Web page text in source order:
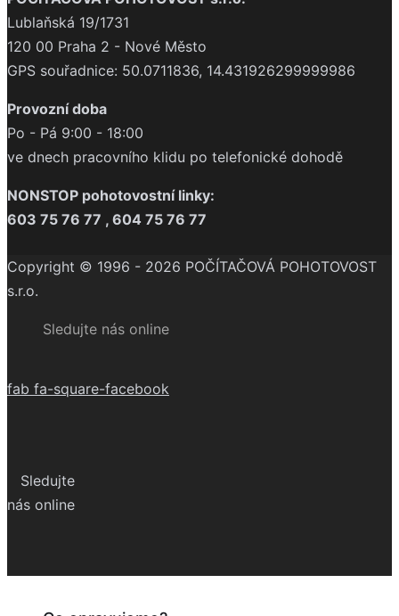
Lublaňská 19/1731
120 00 Praha 2 - Nové Město
GPS souřadnice: 50.0711836, 14.431926299999986
Provozní doba
Po - Pá 9:00 - 18:00
ve dnech pracovního klidu po telefonické dohodě
NONSTOP pohotovostní linky:
603 75 76 77 , 604 75 76 77
Copyright © 1996 - 2026 POČÍTAČOVÁ POHOTOVOST
s.r.o.
Sledujte nás online
fab fa-square-facebook
Sledujte
nás online